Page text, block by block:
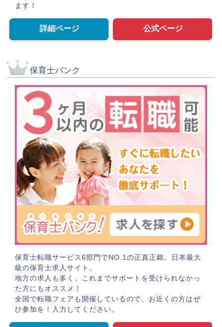
ます！
詳細ページ 公式ページ
保育士バンク
保育士転職サービス6部門でNO.1の正真正銘、日本最大
級の保育士求人サイト。
地方の求人も多く、これまでサポートを受けられなかっ
た方にもオススメ！
全国で転職フェアも開催しているので、お近くの方はぜ
ひ参加を！入力してください。